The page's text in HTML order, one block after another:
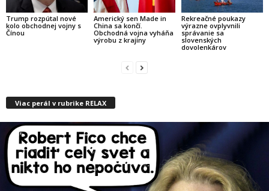
Trump rozpútal nové
kolo obchodnej vojny s
Čínou
Americký sen Made in
China sa končí.
Obchodná vojna vyháňa
výrobu z krajiny
Rekreačné poukazy
výrazne ovplyvnili
správanie sa
slovenských
dovolenkárov
Viac perál v rubrike RELAX